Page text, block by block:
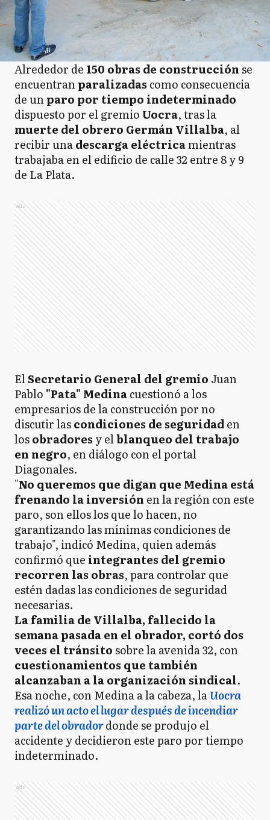
Alrededor de 150 obras de construcciónse
encuentranparalizadas como consecuencia
de unparo por tiempo indeterminado
dispuesto por el gremio Uocra, tras la
muerte del obrero Germán Villalba, al
recibir unadescarga eléctricamientras
trabajaba en el edificio de calle 32 entre 8 y 9
de La Plata.
Ads
ElSecretario General del gremio Juan
Pablo "Pata" Medinacuestionó a los
empresarios de la construcción por no
discutir lascondiciones de seguridaden
losobradores y elblanqueo del trabajo
en negro, en diálogo con el portal
Diagonales.
"No queremos que digan que Medina está
frenando la inversión en la región con este
paro, son ellos los que lo hacen, no
garantizando las mínimas condiciones de
trabajo", indicó Medina, quien además
confirmó que integrantes del gremio
recorren las obras, para controlar que
estén dadas las condiciones de seguridad
necesarias.
La familia de Villalba, fallecido la
semana pasada en el obrador, cortó dos
veces el tránsitosobre la avenida 32, con
cuestionamientos que también
alcanzaban a la organización sindical.
Esa noche, con Medina a la cabeza, laUocra
realizó un acto el lugar después de incendiar
parte del obradordonde se produjo el
accidente y decidieron este paro por tiempo
indeterminado.
Ads